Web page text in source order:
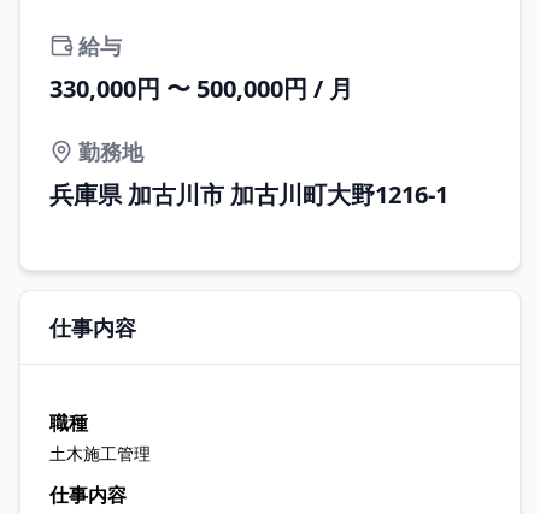
給与
330,000円 〜 500,000円 / 月
勤務地
兵庫県 加古川市 加古川町大野1216-1
仕事内容
職種
土木施工管理
仕事内容